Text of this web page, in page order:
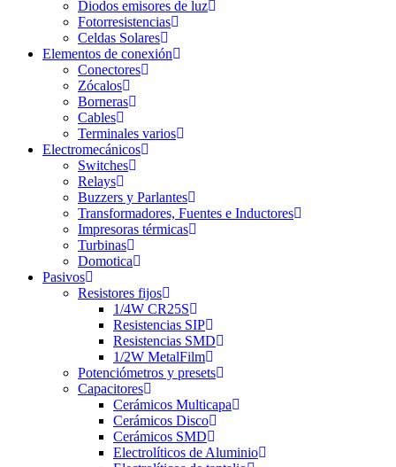
Diodos emisores de luz
Fotorresistencias
Celdas Solares
Elementos de conexión
Conectores
Zócalos
Borneras
Cables
Terminales varios
Electromecánicos
Switches
Relays
Buzzers y Parlantes
Transformadores, Fuentes e Inductores
Impresoras térmicas
Turbinas
Domotica
Pasivos
Resistores fijos
1/4W CR25S
Resistencias SIP
Resistencias SMD
1/2W MetalFilm
Potenciómetros y presets
Capacitores
Cerámicos Multicapa
Cerámicos Disco
Cerámicos SMD
Electrolíticos de Aluminio